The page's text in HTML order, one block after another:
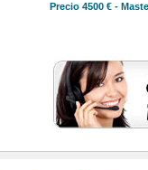
Precio 4500 € -